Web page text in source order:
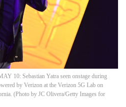
10: Sebastian Yatra seen onstage during
by Verizon at the Verizon 5G Lab on
(Photo by JC Olivera/Getty Images for